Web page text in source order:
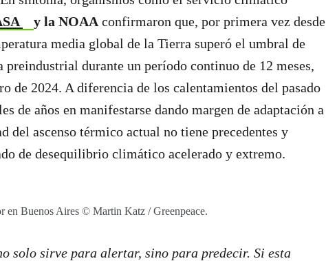
y la NOAAconfirmaron que, por primera vez desde
media global de la Tierra superó el umbral de
preindustrial durante un período continuo de 12 meses,
de 2024. A diferencia de los calentamientos del pasado
de años en manifestarse dando margen de adaptación a
del ascenso térmico actual no tiene precedentes y
de desequilibrio climático acelerado y extremo.
en Buenos Aires © Martin Katz / Greenpeace.
solo sirve para alertar, sino para predecir. Si esta